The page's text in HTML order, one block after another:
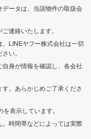
ータは、当該物件の取扱会
連絡いたします。
LINEヤフー株式会社は一切
い。
身が情報を確認し、各会社
。あらかじめご了承くださ
表示しています。
時間帯などによっては実際